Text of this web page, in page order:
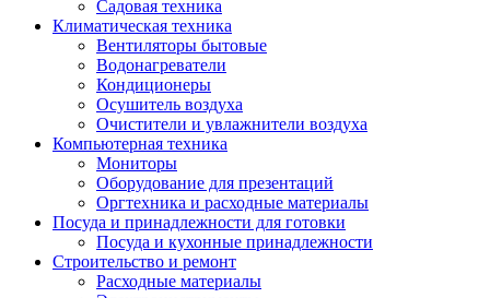
Садовая техника
Климатическая техника
Вентиляторы бытовые
Водонагреватели
Кондиционеры
Осушитель воздуха
Очистители и увлажнители воздуха
Компьютерная техника
Мониторы
Оборудование для презентаций
Оргтехника и расходные материалы
Посуда и принадлежности для готовки
Посуда и кухонные принадлежности
Строительство и ремонт
Расходные материалы